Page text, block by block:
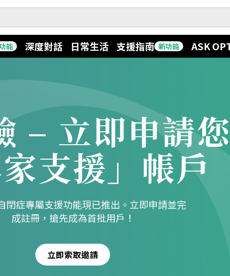
能
深度對話
耀眼家長
日常生活
專題報道
休閒娛樂
支援指南 新功能 ASK
– 立即申請
家支援」帳戶
閉症專屬支援功能現已推出。立即申請並完
成註冊，搶先成為首批用戶！
立即索取邀請